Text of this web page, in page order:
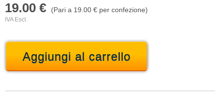
19.00 € (Pari a 19.00 € per confezione)
IVA Escl.
Aggiungi al carrello